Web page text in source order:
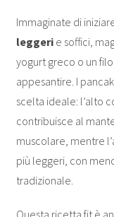
Immaginate di
leggeri e soffici,
yogurt greco o un
appesantire. I
scelta ideale: l’alto
contribuisce al
muscolare, mentre
più leggeri, con
tradizionale.